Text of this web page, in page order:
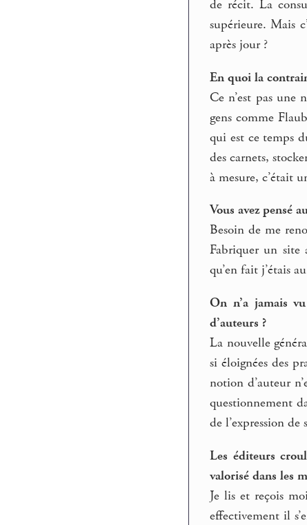
de récit. La
supérieure. Mais
après jour ?
En quoi la
Ce n’est pas
gens comme
qui est ce temps
des carnets,
à mesure, c’était
Vous avez pensé
Besoin de me
Fabriquer un site
qu’en fait j’étais
On n’a jamais
d’auteurs ?
La nouvelle
si éloignées des
notion d’auteur
questionnement
de l’expression
Les éditeurs
valorisé dans les
Je lis et reçois
effectivement il